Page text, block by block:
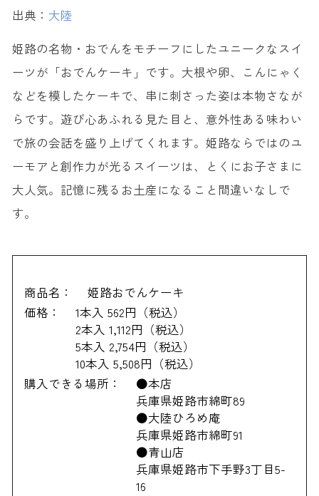
出典： 大陸
姫路の名物・おでんをモチーフにしたユニークなスイ
ーツが「おでんケーキ」です。大根や卵、こんにゃく
などを模したケーキで、串に刺さった姿は本物さなが
らです。遊び心あふれる見た目と、意外性ある味わい
で旅の会話を盛り上げてくれます。姫路ならではのユ
ーモアと創作力が光るスイーツは、とくにお子さまに
大人気。記憶に残るお土産になること間違いなしで
す。
商品名：
姫路おでんケーキ
価格：
1本入 562円（税込）
2本入 1,112円（税込）
5本入 2,754円（税込）
10本入 5,508円（税込）
購入できる場所：
●本店
兵庫県姫路市綿町89
●大陸ひろめ庵
兵庫県姫路市綿町91
●青山店
兵庫県姫路市下手野3丁目5-
16